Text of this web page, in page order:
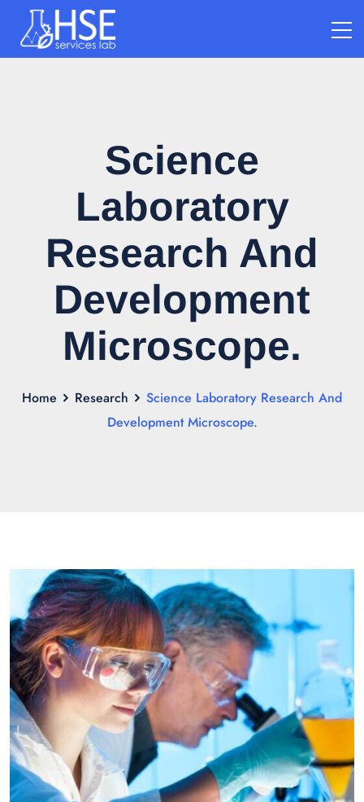
Science
Laboratory
Research And
Development
Microscope.
Home Research
Science Laboratory Research And
Development Microscope.